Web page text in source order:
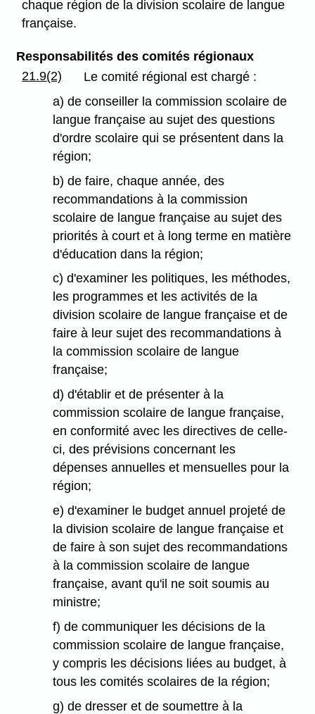
chaque région de la division scolaire de langue
française.
Responsabilités des comités régionaux
21.9(2)
Le comité régional est chargé :
a) de conseiller la commission scolaire de
langue française au sujet des questions
d'ordre scolaire qui se présentent dans la
région;
b) de faire, chaque année, des
recommandations à la commission
scolaire de langue française au sujet des
priorités à court et à long terme en matière
d'éducation dans la région;
c) d'examiner les politiques, les méthodes,
les programmes et les activités de la
division scolaire de langue française et de
faire à leur sujet des recommandations à
la commission scolaire de langue
française;
d) d'établir et de présenter à la
commission scolaire de langue française,
en conformité avec les directives de celle-
ci, des prévisions concernant les
dépenses annuelles et mensuelles pour la
région;
e) d'examiner le budget annuel projeté de
la division scolaire de langue française et
de faire à son sujet des recommandations
à la commission scolaire de langue
française, avant qu'il ne soit soumis au
ministre;
f) de communiquer les décisions de la
commission scolaire de langue française,
y compris les décisions liées au budget, à
tous les comités scolaires de la région;
g) de dresser et de soumettre à la